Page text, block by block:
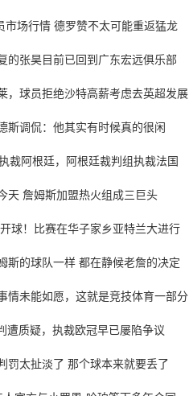
场行情 德罗赞不太可能重返猛龙
的张昊目前已回到广东宏远俱乐部
，球员拒绝沙特高薪考虑去英超发展
斯调侃：他其实有时候真的很闲
裁阿根廷，阿根廷裁判组执裁法国
天 詹姆斯加盟热火组成三巨头
球！比赛在华子家乡亚特兰大进行
斯的球队一样 都在静候老詹的决定
情未能如愿，这就是竞技体育一部分
遭质疑，执裁欧冠早已屡陷争议
罚太扯淡了 那个球本来就要丢了